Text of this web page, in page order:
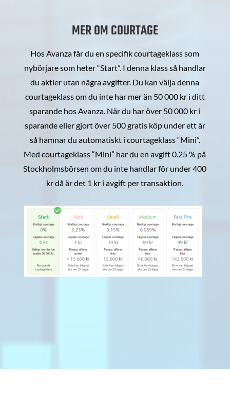
MER OM COURTAGE
Hos Avanza får du en specifik courtageklass som
nybörjare som heter “Start”. I denna klass så handlar
du aktier utan några avgifter. Du kan välja denna
courtageklass om du inte har mer än 50 000 kr i ditt
sparande hos Avanza. När du har över 50 000 kr i
sparande eller gjort över 500 gratis köp under ett år
så hamnar du automatiskt i courtageklass “Mini”.
Med courtageklass “Mini” har du en avgift 0.25 % på
Stockholmsbörsen om du inte handlar för under 400
kr då är det 1 kr i avgift per transaktion.